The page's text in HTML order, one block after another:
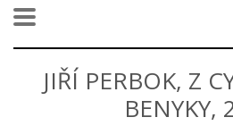
JIŘÍ PERBOK, Z
BENYKY,